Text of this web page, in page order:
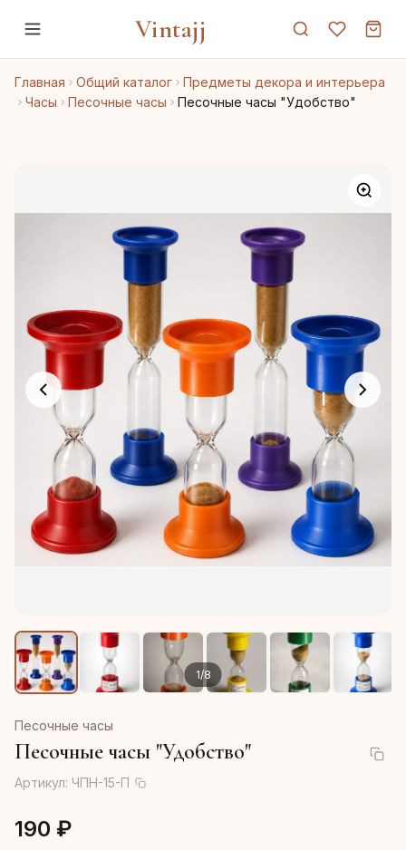
Vintajj
Главная Общий каталог
Предметы декора и интерьера
Часы
Песочные часы Песочные часы "Удобство"
1/8
Песочные часы
Песочные часы "Удобство"
Артикул: ЧПН-15-П
190 ₽